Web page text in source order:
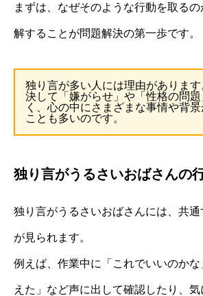
まずは、なぜそのような行動を取る
解することが問題解決の第一歩です。
独り言が多い人には理由があります
決して「嫌がらせ」や「性格の問
く、心の中にさまざまな事情や背
ことも多いのです。
独り言がうるさいおばさんの
独り言がうるさいおばさんには、共
が見られます。
例えば、作業中に「これでいいのか
えた」など声に出して確認したり、